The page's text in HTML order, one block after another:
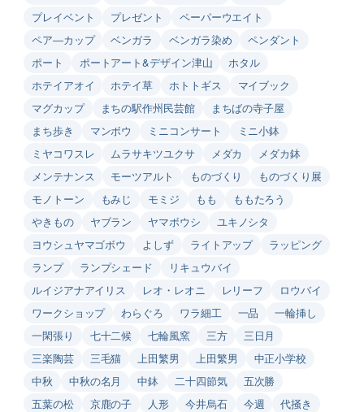
プレイベント
プレゼント
ペーパーウエイト
ペア―カップ
ベンガラ ベンガラ染め
ペンダント
ポート
ポートアート&デザイン津山
ホタル
ホテイアオイ
ホテイ草 ホトトギス
マイブック
マグカップ
まちの駅作州民芸館
まちばの寺子屋
まち歩き
マンボウ ミニコンサート
ミニ小鉢
ミヤコワスレ
ムラサキツユクサ メダカ
メダカ鉢
メンテナンス
モーツアルト ものづくり
ものづくり展
モノトーン
もみじ モミジ もも
ももたろう
やきもの
ヤブラン ヤマボウシ
ユキノシタ
ヨウシュヤマゴボウ
よしず ライトアップ
ラッピング
ランプ
ランプシェード
リキュウバイ
ルイジアナアイリス
レオ・レオニ レリーフ
ロウバイ
ワークショップ
わらぐろ ワラ細工 一品
一輪挿し
一閑張り
七十二候 七輪風窯 三方
三日月
三楽陶芸
三毛猫 上田繁男 上田繁男
中正小学校
中秋
中秋の名月 中鉢 二十四節気
五次勝
五葉の松
京鹿の子 人形 今井烏石 今週
代掻き